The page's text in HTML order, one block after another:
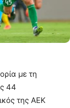
με τη
44
της ΑΕΚ